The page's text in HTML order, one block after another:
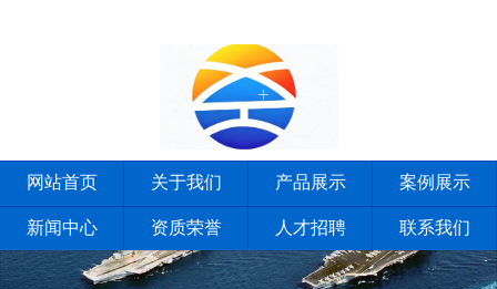
网站首页 关于我们 产品展示 案例展示
新闻中心 资质荣誉 人才招聘 联系我们